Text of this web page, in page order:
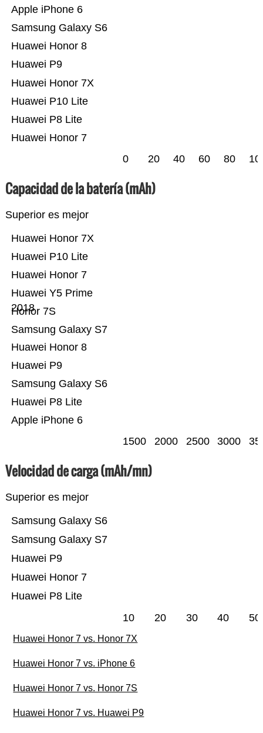
Huawei Honor 7
Huawei P8 Lite
Huawei P10 Lite
Huawei Honor 7X
Huawei P9
Huawei Honor 8
Samsung Galaxy S6
Apple iPhone 6
0 20 40 60 80
Capacidad de la batería (mAh)
Superior es mejor
Apple iPhone 6
Huawei P8 Lite
Samsung Galaxy S6
Huawei P9
Huawei Honor 8
Samsung Galaxy S7
Honor 7S
Huawei Y5 Prime
2018
Huawei Honor 7
Huawei P10 Lite
Huawei Honor 7X
1500 2000 2500 3000
Velocidad de carga (mAh/mn)
Superior es mejor
Huawei P8 Lite
Huawei Honor 7
Huawei P9
Samsung Galaxy S7
Samsung Galaxy S6
10 20 30 40 50
Huawei Honor 7 vs. Honor 7X
Huawei Honor 7 vs. iPhone 6
Huawei Honor 7 vs. Honor 7S
Huawei Honor 7 vs. Huawei P9